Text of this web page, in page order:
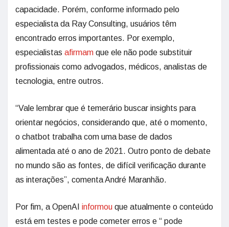
capacidade. Porém, conforme informado pelo
especialista da Ray Consulting, usuários têm
encontrado erros importantes. Por exemplo,
especialistas afirmam que ele não pode substituir
profissionais como advogados, médicos, analistas de
tecnologia, entre outros.
“Vale lembrar que é temerário buscar insights para
orientar negócios, considerando que, até o momento,
o chatbot trabalha com uma base de dados
alimentada até o ano de 2021. Outro ponto de debate
no mundo são as fontes, de difícil verificação durante
as interações”, comenta André Maranhão.
Por fim, a OpenAI informou que atualmente o conteúdo
está em testes e pode cometer erros e “ pode